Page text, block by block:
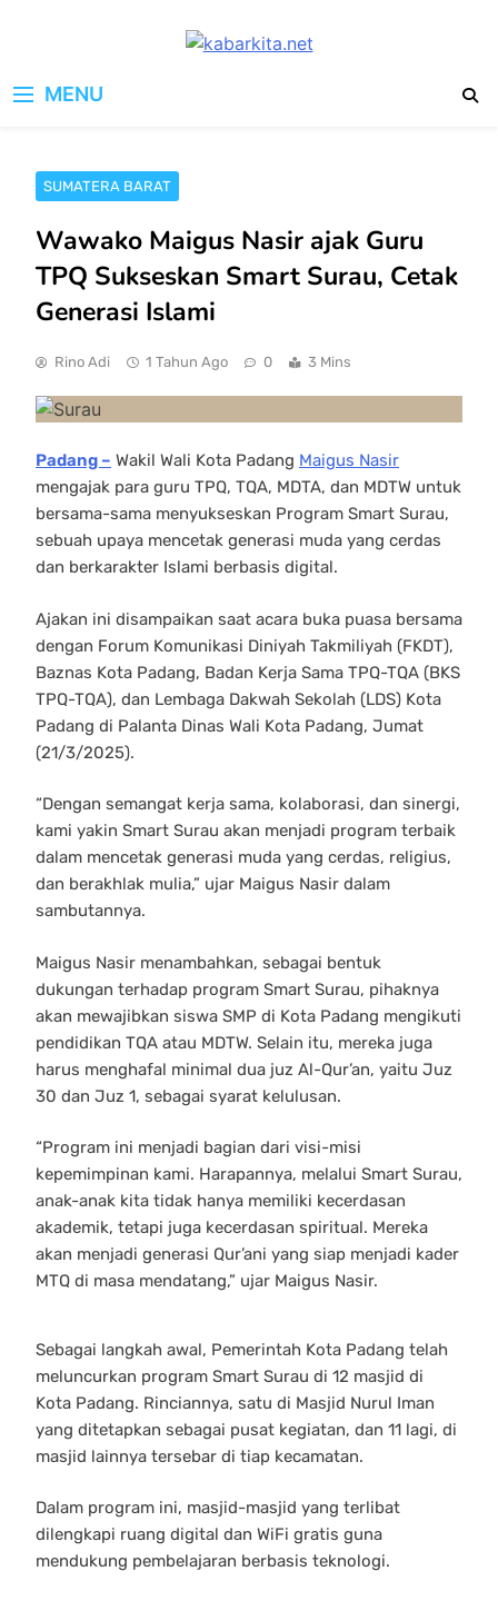
MENU
SUMATERA BARAT
Wawako Maigus Nasir ajak Guru
TPQ Sukseskan Smart Surau, Cetak
Generasi Islami
Rino Adi 1 Tahun Ago 0 3 Mins
Padang – Wakil Wali Kota Padang Maigus Nasir
mengajak para guru TPQ, TQA, MDTA, dan MDTW untuk
bersama-sama menyukseskan Program Smart Surau,
sebuah upaya mencetak generasi muda yang cerdas
dan berkarakter Islami berbasis digital.
Ajakan ini disampaikan saat acara buka puasa bersama
dengan Forum Komunikasi Diniyah Takmiliyah (FKDT),
Baznas Kota Padang, Badan Kerja Sama TPQ-TQA (BKS
TPQ-TQA), dan Lembaga Dakwah Sekolah (LDS) Kota
Padang di Palanta Dinas Wali Kota Padang, Jumat
(21/3/2025).
“Dengan semangat kerja sama, kolaborasi, dan sinergi,
kami yakin Smart Surau akan menjadi program terbaik
dalam mencetak generasi muda yang cerdas, religius,
dan berakhlak mulia,” ujar Maigus Nasir dalam
sambutannya.
Maigus Nasir menambahkan, sebagai bentuk
dukungan terhadap program Smart Surau, pihaknya
akan mewajibkan siswa SMP di Kota Padang mengikuti
pendidikan TQA atau MDTW. Selain itu, mereka juga
harus menghafal minimal dua juz Al-Qur’an, yaitu Juz
30 dan Juz 1, sebagai syarat kelulusan.
“Program ini menjadi bagian dari visi-misi
kepemimpinan kami. Harapannya, melalui Smart Surau,
anak-anak kita tidak hanya memiliki kecerdasan
akademik, tetapi juga kecerdasan spiritual. Mereka
akan menjadi generasi Qur’ani yang siap menjadi kader
MTQ di masa mendatang,” ujar Maigus Nasir.
Sebagai langkah awal, Pemerintah Kota Padang telah
meluncurkan program Smart Surau di 12 masjid di
Kota Padang. Rinciannya, satu di Masjid Nurul Iman
yang ditetapkan sebagai pusat kegiatan, dan 11 lagi, di
masjid lainnya tersebar di tiap kecamatan.
Dalam program ini, masjid-masjid yang terlibat
dilengkapi ruang digital dan WiFi gratis guna
mendukung pembelajaran berbasis teknologi.